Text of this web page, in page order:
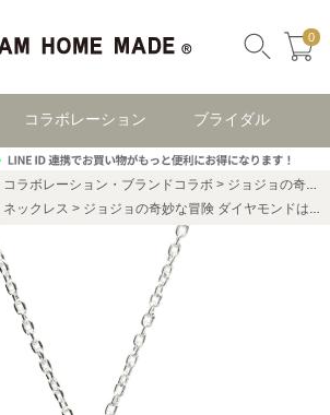
0
コラボレーション ブライダル
コラボレーション・ブランドコラボ
ジョジョの奇妙な冒険 コラボアクセサリー
ネックレス ジョジョの奇妙な冒険 ダイヤモンドは砕けない 虹村億泰 ザ・ハンド ネックレス